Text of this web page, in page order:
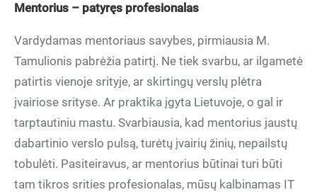
Mentorius – patyręs profesionalas
Vardydamas mentoriaus savybes, pirmiausia M.
Tamulionis pabrėžia patirtį. Ne tiek svarbu, ar ilgametė
patirtis vienoje srityje, ar skirtingų verslų plėtra
įvairiose srityse. Ar praktika įgyta Lietuvoje, o gal ir
tarptautiniu mastu. Svarbiausia, kad mentorius jaustų
dabartinio verslo pulsą, turėtų įvairių žinių, nepailstų
tobulėti. Pasiteiravus, ar mentorius būtinai turi būti
tam tikros srities profesionalas, mūsų kalbinamas IT